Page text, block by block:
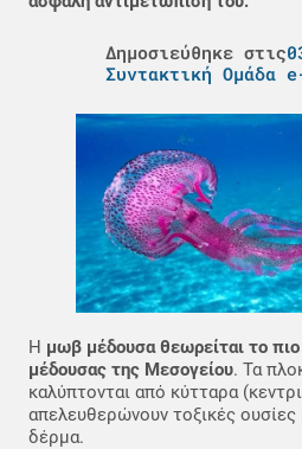
Δημοσιεύθηκε στις
Συντακτική
Η μωβ μέδουσα θεωρείται το
μέδουσας της Μεσογείου. Τα
καλύπτονται από κύτταρα
απελευθερώνουν τοξικές
δέρμα.